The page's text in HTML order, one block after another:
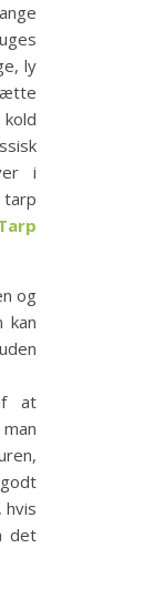
ly
i
og
kan
at
det